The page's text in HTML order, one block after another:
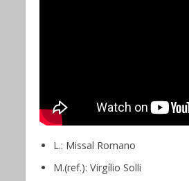
L.: Missal Romano
M.(ref.): Virgílio Solli